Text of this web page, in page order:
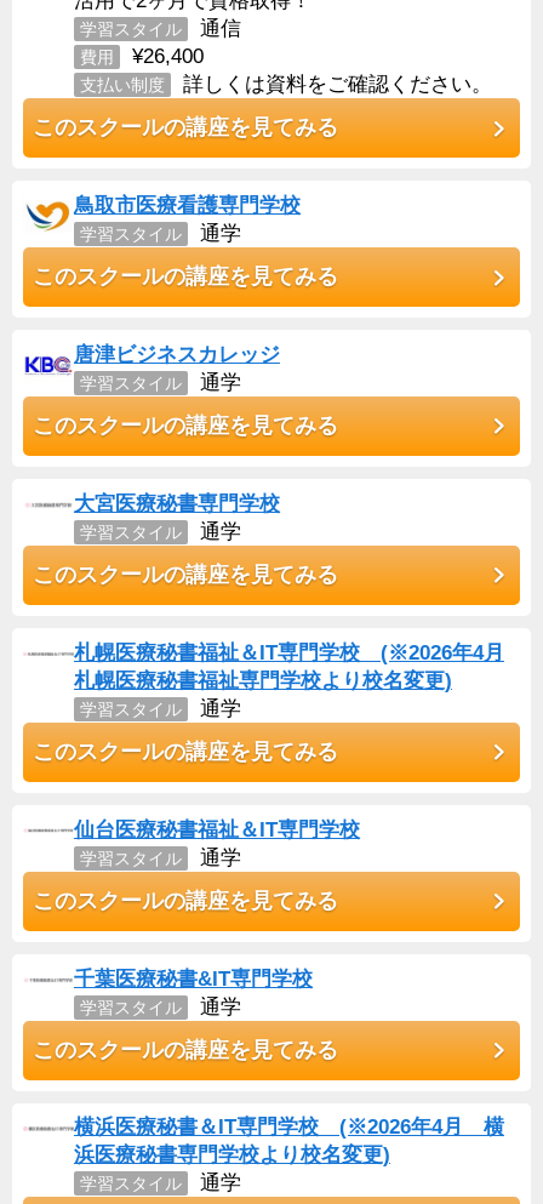
学習スタイル 通信
費用 ¥26,400
支払い制度 詳しくは資料をご確認ください。
このスクールの講座を見てみる
鳥取市医療看護専門学校
学習スタイル 通学
このスクールの講座を見てみる
唐津ビジネスカレッジ
学習スタイル 通学
このスクールの講座を見てみる
大宮医療秘書専門学校
学習スタイル 通学
このスクールの講座を見てみる
札幌医療秘書福祉＆IT専門学校 (※2026年4月
札幌医療秘書福祉専門学校より校名変更)
学習スタイル 通学
このスクールの講座を見てみる
仙台医療秘書福祉＆IT専門学校
学習スタイル 通学
このスクールの講座を見てみる
千葉医療秘書&IT専門学校
学習スタイル 通学
このスクールの講座を見てみる
横浜医療秘書＆IT専門学校 (※2026年4月 横
浜医療秘書専門学校より校名変更)
学習スタイル 通学